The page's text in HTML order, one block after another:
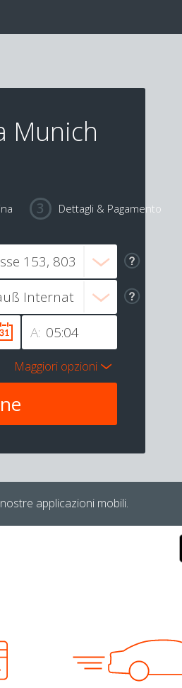
Munich
Dettagli & Pagamento
A:
Maggiori opzioni
applicazioni mobili.